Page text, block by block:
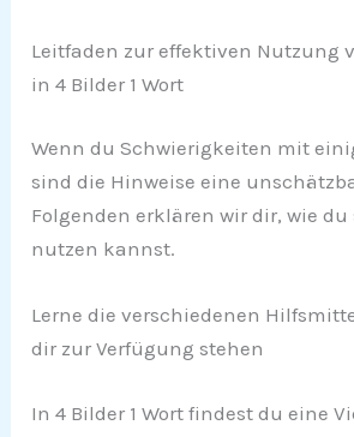
Leitfaden zur effektiven Nutzung
in 4 Bilder 1 Wort
Wenn du Schwierigkeiten mit
sind die Hinweise eine
Folgenden erklären wir dir, wie
nutzen kannst.
Lerne die verschiedenen
dir zur Verfügung stehen
In 4 Bilder 1 Wort findest du eine